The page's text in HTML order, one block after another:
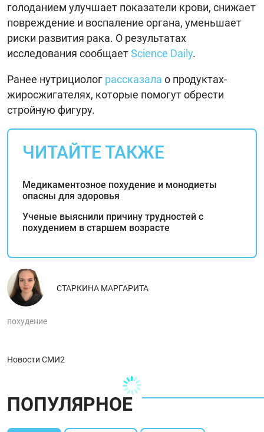
голоданием улучшает показатели крови, снижает
повреждение и воспаление органа, уменьшает
риски развития рака. О результатах
исследования сообщаетScience Daily.
Ранее нутрициолог рассказала о продуктах-
жиросжигателях, которые помогут обрести
стройную фигуру.
ЧИТАЙТЕ ТАКЖЕ
Медикаментозное похудение и монодиеты
опасны для здоровья
Ученые выяснили причину трудностей с
похудением в старшем возрасте
СТАРКИНА МАРГАРИТА
похудение
Новости СМИ2
ПОПУЛЯРНОЕ